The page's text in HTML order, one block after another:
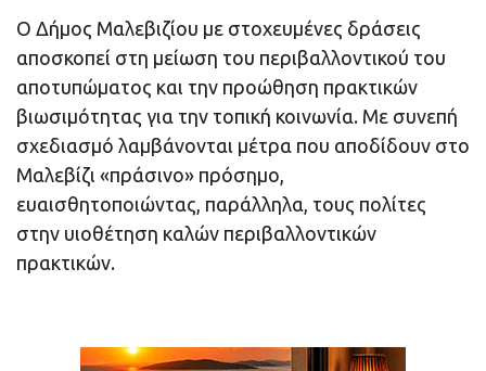
Ο Δήμος Μαλεβιζίου με στοχευμένες δράσεις
αποσκοπεί στη μείωση του περιβαλλοντικού του
αποτυπώματος και την προώθηση πρακτικών
βιωσιμότητας για την τοπική κοινωνία. Με συνεπή
σχεδιασμό λαμβάνονται μέτρα που αποδίδουν στο
Μαλεβίζι «πράσινο» πρόσημο,
ευαισθητοποιώντας, παράλληλα, τους πολίτες
στην υιοθέτηση καλών περιβαλλοντικών
πρακτικών.